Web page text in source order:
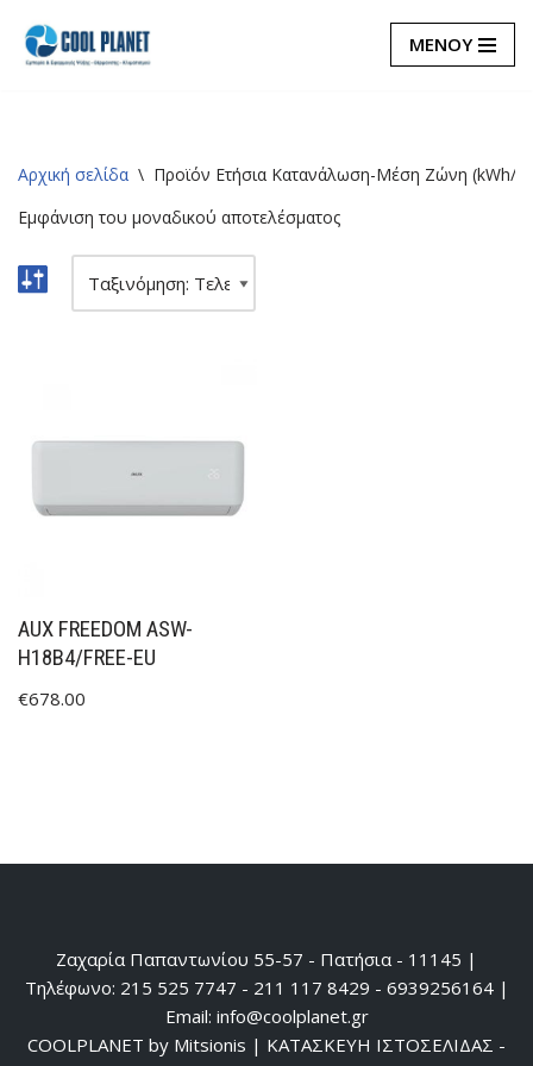
Μεταπηδήστε
ΜΕΝΟΥ
Αρχική σελίδα \ Προϊόν Ετήσια Κατανάλωση-Μέση Ζώνη (kWh/a)
Εμφάνιση του μοναδικού αποτελέσματος
AUX FREEDOM ASW-
H18B4/FREE-EU
€678.00
Ζαχαρία Παπαντωνίου 55-57 - Πατήσια - 11145 |
Τηλέφωνο: 215 525 7747 - 211 117 8429 - 6939256164 |
Email: info@coolplanet.gr
COOLPLANET by Mitsionis | ΚΑΤΑΣΚΕΥΗ ΙΣΤΟΣΕΛΙΔΑΣ -